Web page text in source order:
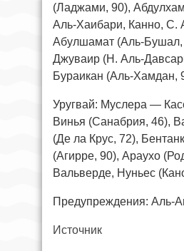
(Ладжами, 90),
Аль-Хаибари, Канно, С.
Абулшамат (Аль-Бушал,
Джуваир (Н. Аль-
Бураикан (Аль-Хамдан,
Уругвай: Муслера —
Винья (Санабрия, 46),
(Де ла Крус, 72),
(Агирре, 90), Араухо
Вальверде, Нуньес
Предупреждения: Аль-
Источник